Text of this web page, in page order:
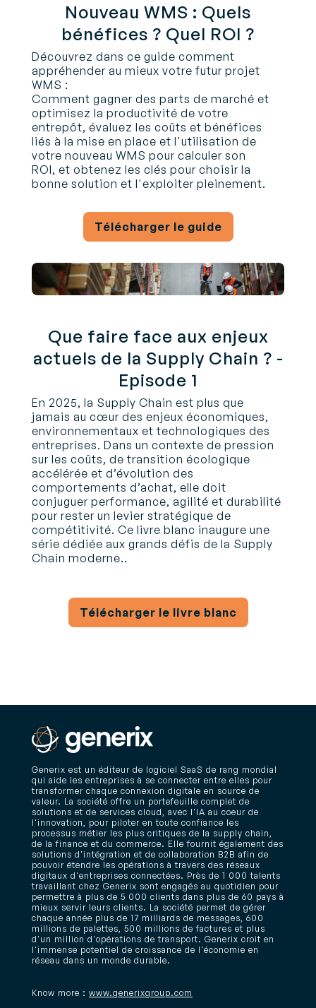
Nouveau WMS : Quels
bénéfices ? Quel ROI ?
Découvrez dans ce guide comment
appréhender au mieux votre futur projet
WMS :
Comment gagner des parts de marché et
optimisez la productivité de votre
entrepôt, évaluez les coûts et bénéfices
liés à la mise en place et l'utilisation de
votre nouveau WMS pour calculer son
ROI, et obtenez les clés pour choisir la
bonne solution et l'exploiter pleinement.
Télécharger le guide
Que faire face aux enjeux
actuels de la Supply Chain ? -
Episode 1
En 2025, la Supply Chain est plus que
jamais au cœur des enjeux économiques,
environnementaux et technologiques des
entreprises. Dans un contexte de pression
sur les coûts, de transition écologique
accélérée et d’évolution des
comportements d’achat, elle doit
conjuguer performance, agilité et durabilité
pour rester un levier stratégique de
compétitivité. Ce livre blanc inaugure une
série dédiée aux grands défis de la Supply
Chain moderne..
Télécharger le livre blanc
Generix est un éditeur de logiciel SaaS de rang mondial
qui aide les entreprises à se connecter entre elles pour
transformer chaque connexion digitale en source de
valeur. La société offre un portefeuille complet de
solutions et de services cloud, avec l'IA au coeur de
l'innovation, pour piloter en toute confiance les
processus métier les plus critiques de la supply chain,
de la finance et du commerce. Elle fournit également des
solutions d'intégration et de collaboration B2B afin de
pouvoir étendre les opérations à travers des réseaux
digitaux d'entreprises connectées. Près de 1 000 talents
travaillant chez Generix sont engagés au quotidien pour
permettre à plus de 5 000 clients dans plus de 60 pays à
mieux servir leurs clients. La société permet de gérer
chaque année plus de 17 milliards de messages, 600
millions de palettes, 500 millions de factures et plus
d'un million d'opérations de transport. Generix croit en
l'immense potentiel de croissance de l'économie en
réseau dans un monde durable.
Know more : www.generixgroup.com